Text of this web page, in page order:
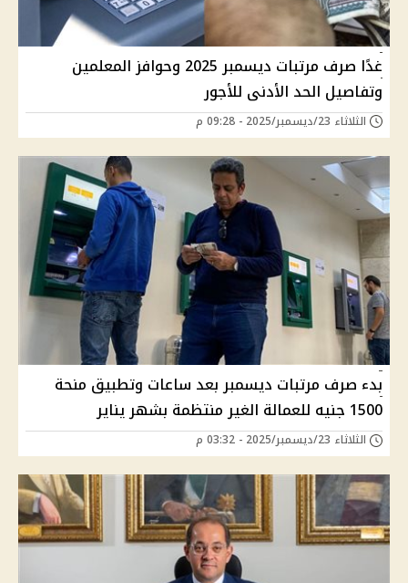
غدًا صرف مرتبات ديسمبر 2025 وحوافز المعلمين
وتفاصيل الحد الأدنى للأجور
الثلاثاء 23/ديسمبر/2025 - 09:28 م
بدء صرف مرتبات ديسمبر بعد ساعات وتطبيق منحة
1500 جنيه للعمالة الغير منتظمة بشهر يناير
الثلاثاء 23/ديسمبر/2025 - 03:32 م